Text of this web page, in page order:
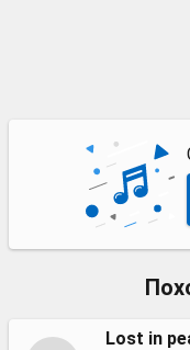
Lost in